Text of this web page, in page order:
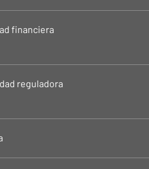
financiera
reguladora